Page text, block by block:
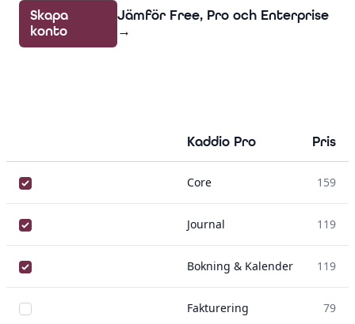
Skapa
konto
Jämför Free, Pro och Enterprise
→
Kaddio Pro Pris
Core 159
Journal 119
Bokning & Kalender 119
Fakturering 79